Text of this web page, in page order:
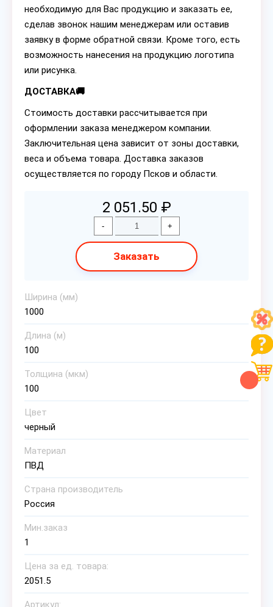
необходимую для Вас продукцию и заказать ее,
сделав звонок нашим менеджерам или оставив
заявку в форме обратной связи. Кроме того, есть
возможность нанесения на продукцию логотипа
или рисунка.
ДОСТАВКА🚚
Стоимость доставки рассчитывается при
оформлении заказа менеджером компании.
Заключительная цена зависит от зоны доставки,
веса и объема товара. Доставка заказов
осуществляется по городу Псков и области.
2 051.50 ₽
- +
Заказать
Ширина (мм)
1000
Длина (м)
100
Толщина (мкм)
100
Цвет
черный
Материал
ПВД
Страна производитель
Россия
Мин.заказ
1
Цена за ед. товара:
2051.5
Артикул: